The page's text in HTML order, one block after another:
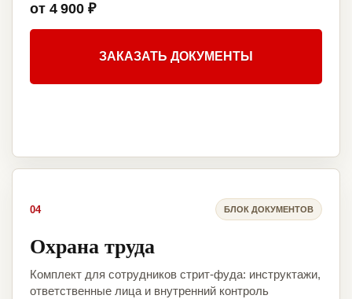
от 4 900 ₽
ЗАКАЗАТЬ ДОКУМЕНТЫ
04 БЛОК ДОКУМЕНТОВ
Охрана труда
Комплект для сотрудников стрит-фуда: инструктажи,
ответственные лица и внутренний контроль